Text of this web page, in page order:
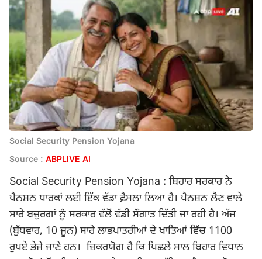
Social Security Pension Yojana
Source : ABPLIVE AI
Social Security Pension Yojana : ਬਿਹਾਰ ਸਰਕਾਰ ਨੇ
ਪੈਨਸ਼ਨ ਧਾਰਕਾਂ ਲਈ ਇੱਕ ਵੱਡਾ ਫ਼ੈਸਲਾ ਲਿਆ ਹੈ। ਪੈਨਸ਼ਨ ਲੈਣ ਵਾਲੇ
ਸਾਰੇ ਬਜ਼ੁਰਗਾਂ ਨੂੰ ਸਰਕਾਰ ਵੱਲੋਂ ਵੱਡੀ ਸੌਗਾਤ ਦਿੱਤੀ ਜਾ ਰਹੀ ਹੈ। ਅੱਜ
(ਬੁੱਧਵਾਰ, 10 ਜੂਨ) ਸਾਰੇ ਲਾਭਪਾਤਰੀਆਂ ਦੇ ਖਾਤਿਆਂ ਵਿੱਚ 1100
ਰੁਪਏ ਭੇਜੇ ਜਾਣੇ ਹਨ। ਜ਼ਿਕਰਯੋਗ ਹੈ ਕਿ ਪਿਛਲੇ ਸਾਲ ਬਿਹਾਰ ਵਿਧਾਨ